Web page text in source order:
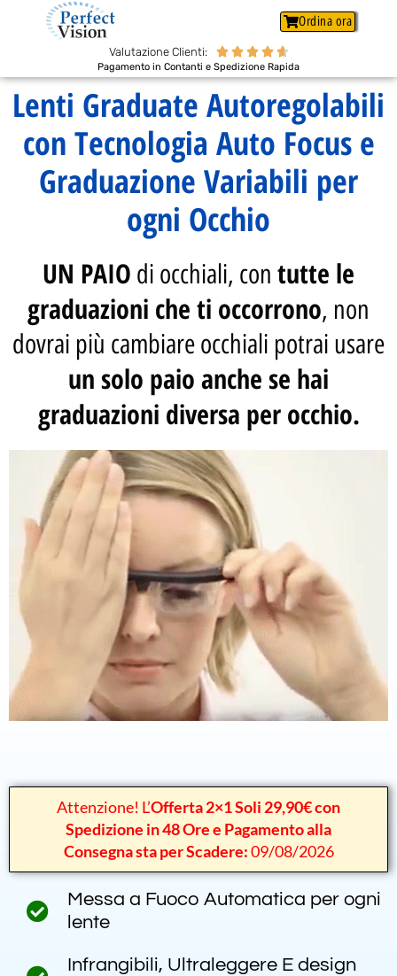
Ordina ora
Valutazione Clienti:     
Pagamento in Contanti e Spedizione Rapida
Lenti Graduate Autoregolabili
con Tecnologia Auto Focus e
Graduazione Variabili per
ogni Occhio
UN PAIO di occhiali, con tutte le
graduazioni che ti occorrono, non
dovrai più cambiare occhiali potrai usare
un solo paio anche se hai
graduazioni diversa per occhio.
Attenzione! L’Offerta 2×1 Soli 29,90€ con
Spedizione in 48 Ore e Pagamento alla
Consegna sta per Scadere:09/08/2026
Messa a Fuoco Automatica per ogni
lente
Infrangibili, Ultraleggere E design